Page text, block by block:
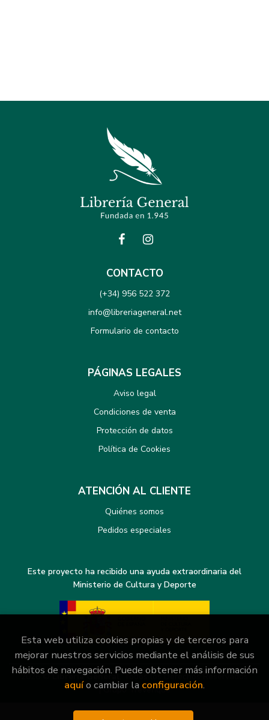
CONTACTO
(+34) 956 522 372
info@libreriageneral.net
Formulario de contacto
PÁGINAS LEGALES
Aviso legal
Condiciones de venta
Protección de datos
Política de Cookies
ATENCIÓN AL CLIENTE
Quiénes somos
Pedidos especiales
Este proyecto ha recibido una ayuda extraordinaria del
Ministerio de Cultura y Deporte
2026 ©Librería General . Todos los Derechos Reservados
|Grupo Trevenque
Esta web utiliza cookies propias y de terceros para
mejorar nuestros servicios mediante el análisis de sus
hábitos de navegación. Puede obtener más información
aquío cambiar la configuración.